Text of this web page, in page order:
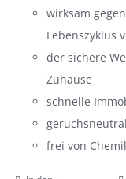
wirksam
Lebenszyklus
der sichere
Zuhause
schnelle
frei von